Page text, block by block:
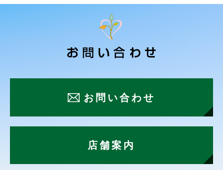
お問い合わせ
店舗案内